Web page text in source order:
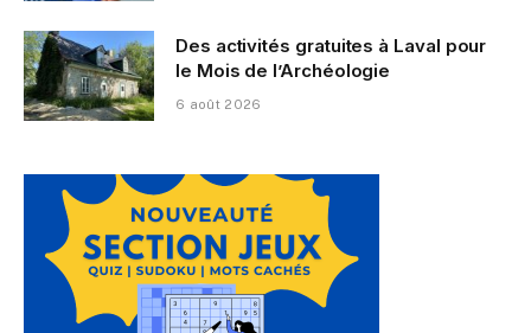
Des activités gratuites à Laval pour
le Mois de l’Archéologie
6 août 2026